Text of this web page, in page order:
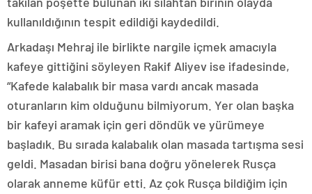
kullanıldığının tespit edildiği kaydedildi.
Arkadaşı Mehraj ile birlikte nargile içmek amacıyla
kafeye gittiğini söyleyen Rakif Aliyev ise ifadesinde,
“Kafede kalabalık bir masa vardı ancak masada
oturanların kim olduğunu bilmiyorum. Yer olan başka
bir kafeyi aramak için geri döndük ve yürümeye
başladık. Bu sırada kalabalık olan masada tartışma sesi
geldi. Masadan birisi bana doğru yönelerek Rusça
olarak anneme küfür etti. Az çok Rusça bildiğim için